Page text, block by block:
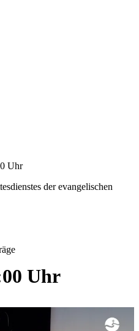
Uhr
der evangelischen
Uhr